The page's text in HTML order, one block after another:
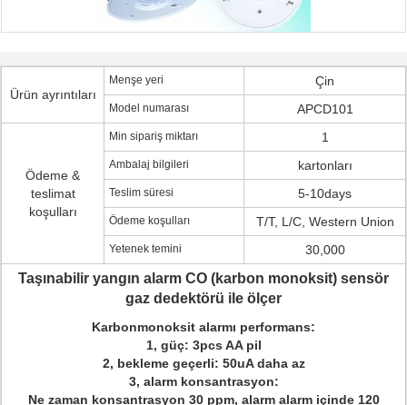
Ürün ayrıntıları
Menşe yeri Çin
Model numarası APCD101
Ödeme &
teslimat
koşulları
Min sipariş miktarı 1
Ambalaj bilgileri kartonları
Teslim süresi 5-10days
Ödeme koşulları T/T, L/C, Western Union
Yetenek temini 30,000
Taşınabilir yangın alarm CO (karbon monoksit) sensör
gaz dedektörü ile ölçer
Karbonmonoksit alarmı performans:
1, güç: 3pcs AA pil
2, bekleme geçerli: 50uA daha az
3, alarm konsantrasyon:
Ne zaman konsantrasyon 30 ppm, alarm alarm içinde 120